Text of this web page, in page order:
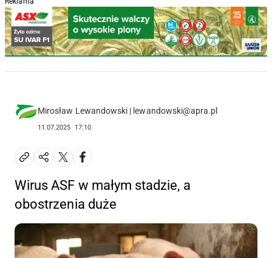
Mirosław Lewandowski | lewandowski@apra.pl
11.07.2025 17:10
Wirus ASF w małym stadzie, a
obostrzenia duże